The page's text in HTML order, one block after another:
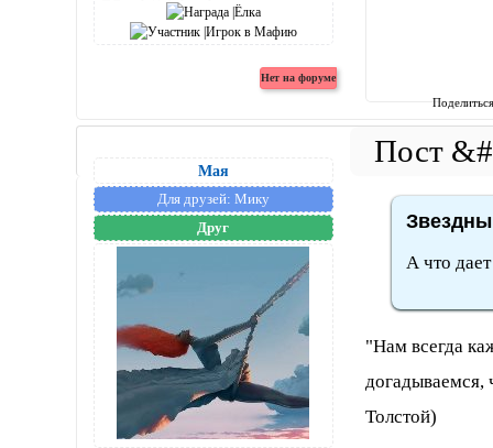
Мая
Для друзей: Мику
Друг
А что
"Нам всегда
догадываемся,
Толстой)